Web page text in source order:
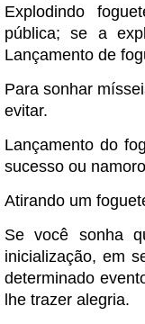
Explodindo
pública; se a
Lançamento de
Para sonhar
evitar.
Lançamento do
sucesso ou
Atirando um
Se você sonha
inicialização, em
determinado
lhe trazer alegria.